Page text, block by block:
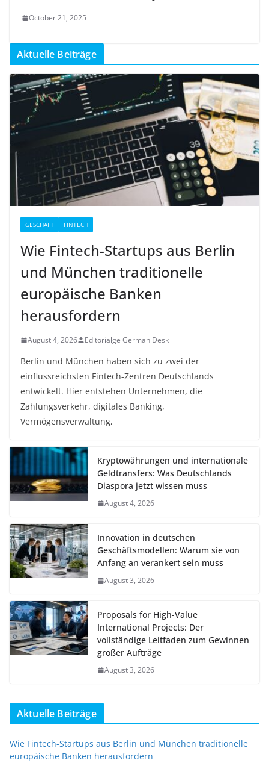
October 21, 2025
Aktuelle Beiträge
GESCHÄFT FINTECH
Wie Fintech-Startups aus Berlin
und München traditionelle
europäische Banken
herausfordern
August 4, 2026 Editorialge German Desk
Berlin und München haben sich zu zwei der
einflussreichsten Fintech-Zentren Deutschlands
entwickelt. Hier entstehen Unternehmen, die
Zahlungsverkehr, digitales Banking,
Vermögensverwaltung,
Kryptowährungen und internationale
Geldtransfers: Was Deutschlands
Diaspora jetzt wissen muss
August 4, 2026
Innovation in deutschen
Geschäftsmodellen: Warum sie von
Anfang an verankert sein muss
August 3, 2026
Proposals for High-Value
International Projects: Der
vollständige Leitfaden zum Gewinnen
großer Aufträge
August 3, 2026
Aktuelle Beiträge
Wie Fintech-Startups aus Berlin und München traditionelle
europäische Banken herausfordern